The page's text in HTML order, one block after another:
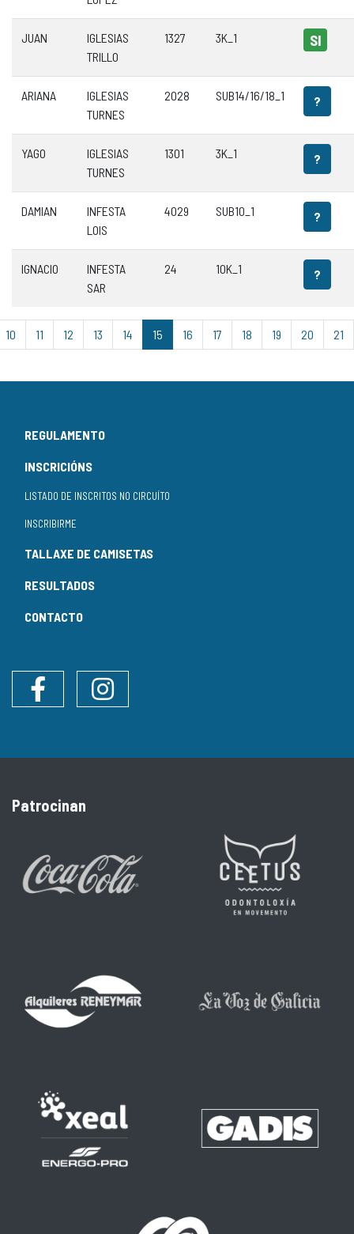
JUAN
IGLESIAS
TRILLO
1327 3K_1 SI
ARIANA
IGLESIAS
TURNES
2028 SUB14/16/18_1 ?
YAGO
IGLESIAS
TURNES
1301 3K_1 ?
DAMIAN
INFESTA
LOIS
4029 SUB10_1 ?
IGNACIO
INFESTA
SAR
24 10K_1 ?
10 11 12 13 14 15 16 17 18 19 20 21
REGULAMENTO
INSCRICIÓNS
LISTADO DE INSCRITOS NO CIRCUÍTO
INSCRIBIRME
TALLAXE DE CAMISETAS
RESULTADOS
CONTACTO
Instagram
Patrocinan